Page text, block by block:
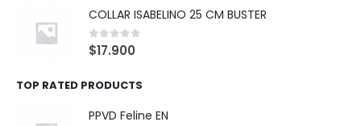
COLLAR ISABELINO 25 CM BUSTER
0out of 5
$17.900
TOP RATED PRODUCTS
PPVD Feline EN